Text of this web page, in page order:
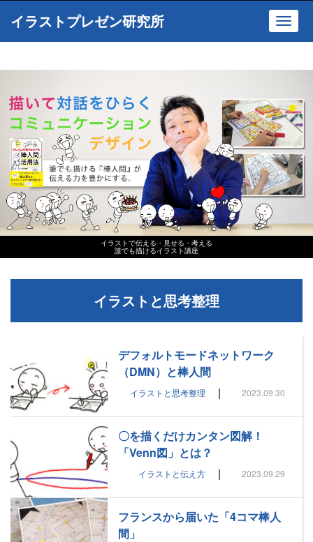
イラストで伝える・見せる・考える
誰でも描けるイラスト講座
イラストプレゼン研究所
イラストと思考整理
デフォルトモードネットワーク
（DMN）と棒人間
イラストと思考整理 | 2023.09.30
〇を描くだけカンタン図解！
「Venn図」とは？
イラストと伝え方 | 2023.09.29
フランスから届いた「4コマ棒人
間」